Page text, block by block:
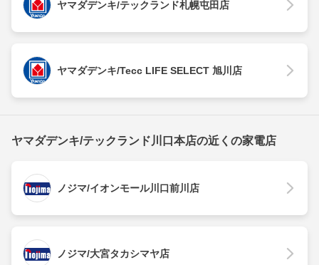
ヤマダデンキ/テックランド札幌屯田店
ヤマダデンキ/Tecc LIFE SELECT 旭川店
ヤマダデンキ/テックランド川口本店の近くの家電店
ノジマ/イオンモール川口前川店
ノジマ/大宮タカシマヤ店